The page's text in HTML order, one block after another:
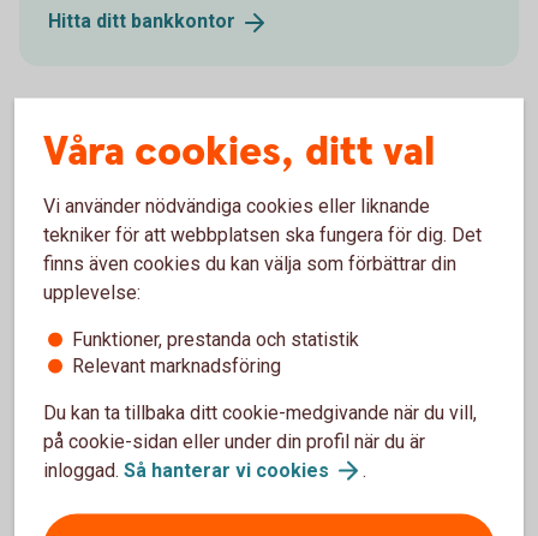
Hitta ditt bankkontor
Ring oss för att få hjälp med företagets affärer.
Ring 0771-12 20 00
Försäkringsgivare
Swedbank FörsäkringAB
Våra cookies, ditt val
Vi använder nödvändiga cookies eller liknande
tekniker för att webbplatsen ska fungera för dig. Det
finns även cookies du kan välja som förbättrar din
upplevelse:
Funktioner, prestanda och statistik
Relevant marknadsföring
Du kan ta tillbaka ditt cookie-medgivande när du vill,
på cookie-sidan eller under din profil när du är
inloggad. Så hanterar vi cookies .